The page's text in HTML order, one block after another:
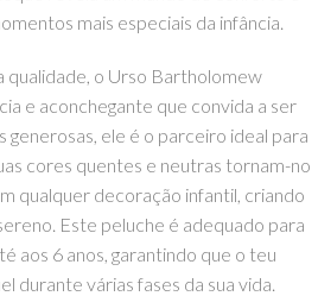
mais especiais da infância.
qualidade, o Urso Bartholomew
e aconchegante que convida a ser
generosas, ele é o parceiro ideal para
cores quentes e neutras tornam-no
qualquer decoração infantil, criando
Este peluche é adequado para
aos 6 anos, garantindo que o teu
durante várias fases da sua vida.